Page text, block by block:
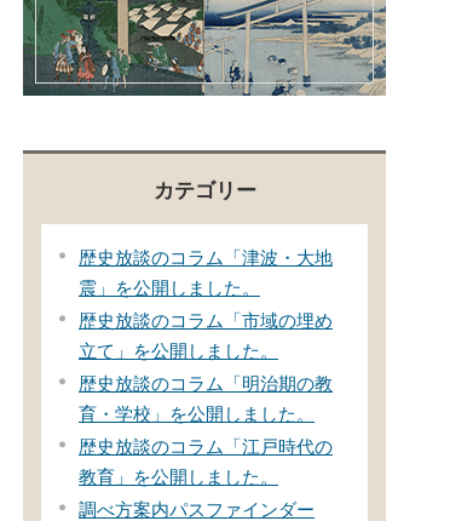
カテゴリー
歴史放談のコラム「津波・大地
震」を公開しました。
歴史放談のコラム「市域の埋め
立て」を公開しました。
歴史放談のコラム「明治期の教
育・学校」を公開しました。
歴史放談のコラム「江戸時代の
教育」を公開しました。
調べ方案内パスファインダー